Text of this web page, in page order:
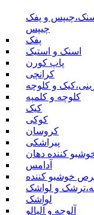
و پفک
چیپس
پفک
اسنک و استیک
پاپ کورن
کرانچی
و کلوچه
کلوچه و کلمپه
کیک
کوکی
کروسان
پیراشکی
کننده دهان
آدامس
خوشبو کننده
و لواشک
لواشک
آلوچه و آلبالو